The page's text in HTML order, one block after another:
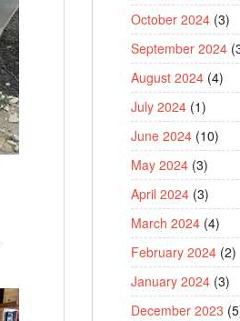
October 2024 (3)
September 2024
August 2024 (4)
July 2024 (1)
June 2024 (10)
May 2024 (3)
April 2024 (3)
March 2024 (4)
February 2024 (2)
January 2024 (3)
December 2023